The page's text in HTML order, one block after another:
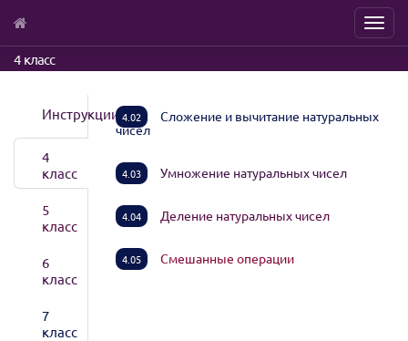
Skip
to
content
Menu
4 класс
Инструкции
4
класс
5
класс
6
класс
7
класс
4.02
Сложение и вычитание натуральных
чисел
4.03 Умножение натуральных чисел
4.04 Деление натуральных чисел
4.05 Смешанные операции